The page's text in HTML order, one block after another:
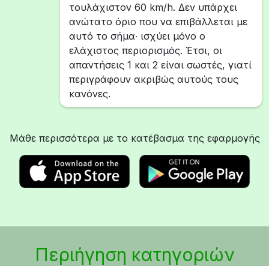
τουλάχιστον 60 km/h. Δεν υπάρχει
ανώτατο όριο που να επιβάλλεται με
αυτό το σήμα∙ ισχύει μόνο ο
ελάχιστος περιορισμός. Έτσι, οι
απαντήσεις 1 και 2 είναι σωστές, γιατί
περιγράφουν ακριβώς αυτούς τους
κανόνες.
Μάθε περισσότερα με το κατέβασμα της εφαρμογής
Περιήγηση κατηγοριών